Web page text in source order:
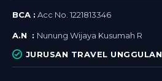
BCA : Acc No. 1221813346
A.N : Nunung Wijaya Kusumah R
JURUSAN TRAVEL UNGGULAN